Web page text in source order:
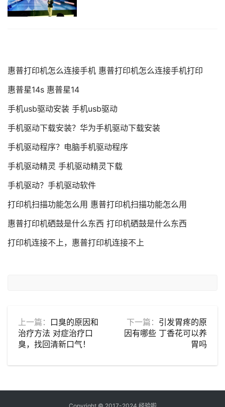
惠普打印机怎么连接手机 惠普打印机怎么连接手机打印
惠普星14s 惠普星14
手机usb驱动安装 手机usb驱动
手机驱动下载安装？华为手机驱动下载安装
手机驱动程序？电脑手机驱动程序
手机驱动精灵 手机驱动精灵下载
手机驱动？手机驱动软件
打印机扫描功能怎么用 惠普打印机扫描功能怎么用
惠普打印机硒鼓是什么东西 打印机硒鼓是什么东西
打印机连接不上，惠普打印机连接不上
上一篇： 口臭的原因和
治疗方法 对症治疗口
臭，找回清新口气！
下一篇： 引发胃疼的原
因有哪些 丁香花可以养
胃吗